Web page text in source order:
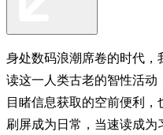
身处数码浪潮席卷的时代，
读这一人类古老的智性活
目睹信息获取的空前便利
刷屏成为日常，当速读成